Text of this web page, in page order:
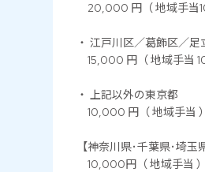
20,000 円（ 地域手当
・ 江戸川区／葛飾区／
15,000 円（ 地域手当
・ 上記以外の東京都
10,000 円（ 地域手当 ）
【神奈川県･千葉県･埼玉
10,000円（ 地域手当 ）